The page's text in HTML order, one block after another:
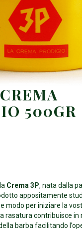
500GR
Crema 3P, nata dalla
appositamente
modo per iniziare la
rasatura contribuisce in
barba facilitando